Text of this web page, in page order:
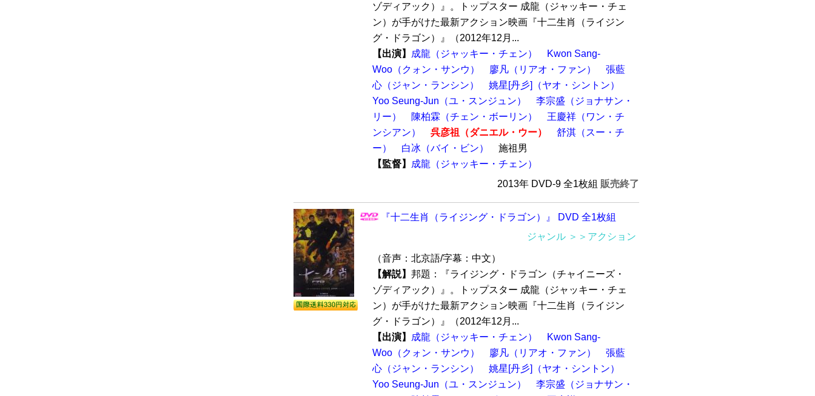
ゾディアック）』。トップスター 成龍（ジャッキー・チェ
ン）が手がけた最新アクション映画『十二生肖（ライジン
グ・ドラゴン）』（2012年12月...
【出演】
成龍（ジャッキー・チェン）
Kwon Sang-
Woo（クォン・サンウ）
廖凡（リアオ・ファン）
張藍
心（ジャン・ランシン）
姚星[丹彡]（ヤオ・シントン）
Yoo Seung-Jun（ユ・スンジュン）
李宗盛（ジョナサン・
リー）
陳柏霖（チェン・ボーリン）
王慶祥（ワン・チ
ンシアン）
呉彦祖（ダニエル・ウー）
舒淇（スー・チ
ー）
白冰（バイ・ビン）
施祖男
【監督】
成龍（ジャッキー・チェン）
2013年 DVD-9 全1枚組 販売終了
『十二生肖（ライジング・ドラゴン）』 DVD 全1枚組
ジャンル ＞＞アクション
（音声：北京語/字幕：中文）
【解説】 邦題：『ライジング・ドラゴン（チャイニーズ・
ゾディアック）』。トップスター 成龍（ジャッキー・チェ
ン）が手がけた最新アクション映画『十二生肖（ライジン
グ・ドラゴン）』（2012年12月...
【出演】
成龍（ジャッキー・チェン）
Kwon Sang-
Woo（クォン・サンウ）
廖凡（リアオ・ファン）
張藍
心（ジャン・ランシン）
姚星[丹彡]（ヤオ・シントン）
Yoo Seung-Jun（ユ・スンジュン）
李宗盛（ジョナサン・